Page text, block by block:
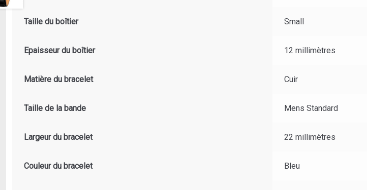
Taille du boîtier Small
Epaisseur du boîtier 12 millimètres
Matière du bracelet Cuir
Taille de la bande Mens Standard
Largeur du bracelet 22 millimètres
Couleur du bracelet Bleu